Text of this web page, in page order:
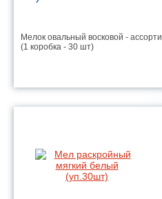
Мелок овальный восковой - ассорти
(1 коробка - 30 шт)